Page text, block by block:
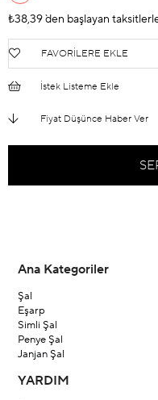
İndirim
₺38,39`den başlayan
FAVORILERE EKLE
İstek Listeme Ekle
Fiyat Düşünce Haber Ver
Ana Kategoriler
Şal
Eşarp
Simli Şal
Penye Şal
Janjan Şal
YARDIM